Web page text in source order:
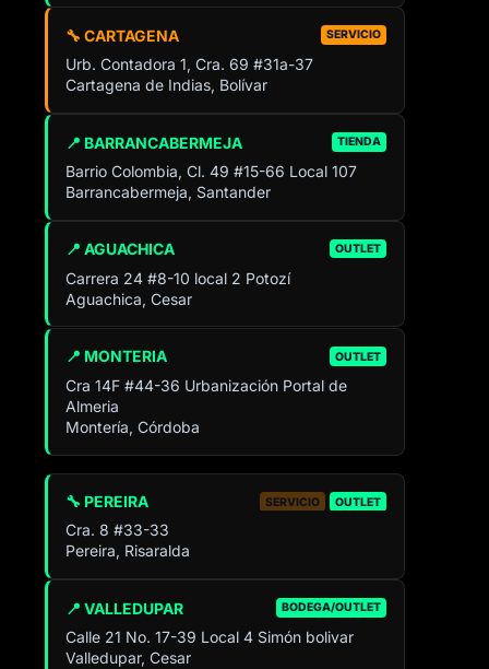
🔧 CARTAGENA SERVICIO
Urb. Contadora 1, Cra. 69 #31a-37
Cartagena de Indias, Bolívar
📍 BARRANCABERMEJA TIENDA
Barrio Colombia, Cl. 49 #15-66 Local 107
Barrancabermeja, Santander
📍 AGUACHICA OUTLET
Carrera 24 #8-10 local 2 Potozí
Aguachica, Cesar
📍 MONTERIA OUTLET
Cra 14F #44-36 Urbanización Portal de
Almeria
Montería, Córdoba
📍 VALLEDUPAR BODEGA/OUTLET
Calle 21 No. 17-39 Local 4 Simón bolivar
Valledupar, Cesar
🔧 PEREIRA SERVICIO OUTLET
Cra. 8 #33-33
Pereira, Risaralda